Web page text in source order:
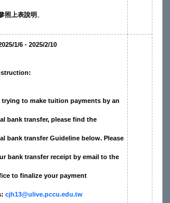
照上表說明 。
1/6 - 2025/2/10
trying to make tuition payments by an
bank transfer, please find the
bank transfer Guideline below. Please
bank transfer receipt by email to the
to finalize your payment
cjh13@ulive.pccu.edu.tw